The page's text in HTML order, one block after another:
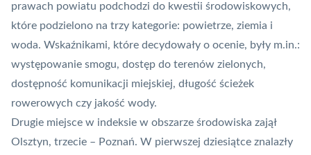
prawach powiatu podchodzi do kwestii środowiskowych,
które podzielono na trzy kategorie: powietrze, ziemia i
woda. Wskaźnikami, które decydowały o ocenie, były m.in.:
występowanie smogu, dostęp do terenów zielonych,
dostępność komunikacji miejskiej, długość ścieżek
rowerowych czy jakość wody.
Drugie miejsce w indeksie w obszarze środowiska zajął
Olsztyn, trzecie – Poznań. W pierwszej dziesiątce znalazły